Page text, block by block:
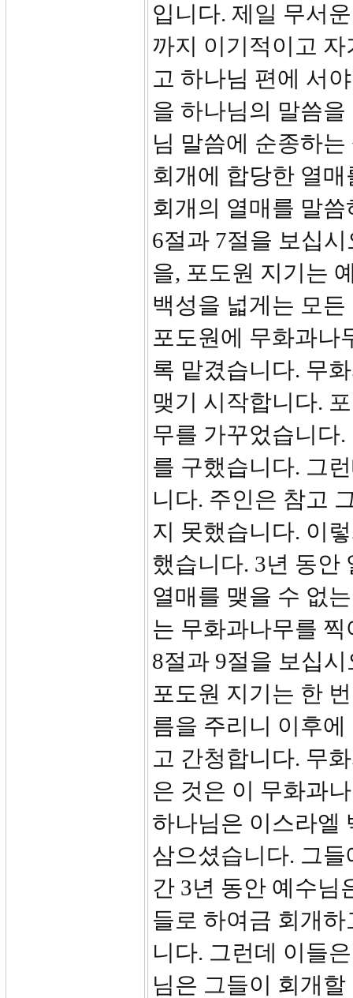
입니다. 제일 무서
까지 이기적이고
고 하나님 편에 서
을 하나님의 말씀
님 말씀에 순종하
회개에 합당한 열
회개의 열매를 말
6절과 7절을 보십
을, 포도원 지기는
백성을 넓게는 모
포도원에 무화과나
록 맡겼습니다. 무
맺기 시작합니다.
무를 가꾸었습니다
를 구했습니다. 그
니다. 주인은 참고
지 못했습니다. 이
했습니다. 3년 동안
열매를 맺을 수 없
는 무화과나무를
8절과 9절을 보십
포도원 지기는 한
름을 주리니 이후
고 간청합니다. 무
은 것은 이 무화과
하나님은 이스라엘
삼으셨습니다. 그
간 3년 동안 예수님
들로 하여금 회개
니다. 그런데 이들
님은 그들이 회개